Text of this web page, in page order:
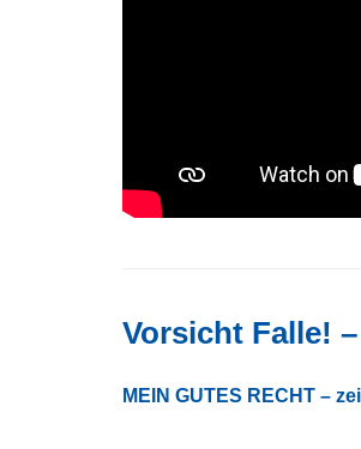
Vorsicht Falle!
MEIN GUTES RECHT –